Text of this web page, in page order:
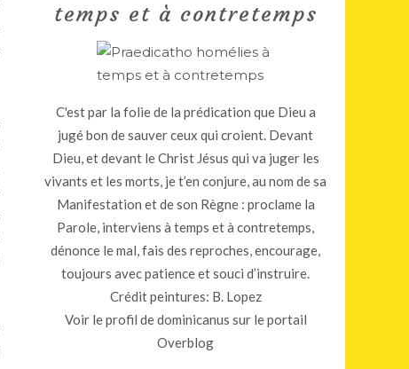
temps et à contretemps
C'est par la folie de la prédication que Dieu a
jugé bon de sauver ceux qui croient. Devant
Dieu, et devant le Christ Jésus qui va juger les
vivants et les morts, je t’en conjure, au nom de sa
Manifestation et de son Règne : proclame la
Parole, interviens à temps et à contretemps,
dénonce le mal, fais des reproches, encourage,
toujours avec patience et souci d’instruire.
Crédit peintures: B. Lopez
Voir le profil dedominicanus sur le portail
Overblog